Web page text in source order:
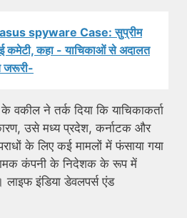
spyware Case: सुप्रीम
कमेटी, कहा - याचिकाओं से अदालत
जरूरी-
वकील ने तर्क दिया कि याचिकाकर्ता
उसे मध्य प्रदेश, कर्नाटक और
के लिए कई मामलों में फंसाया गया
कंपनी के निदेशक के रूप में
लाइफ इंडिया डेवलपर्स एंड